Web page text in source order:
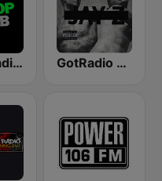
UrbanRadio - Hip Hop & RnB GotRadio - Hip Hop Stop